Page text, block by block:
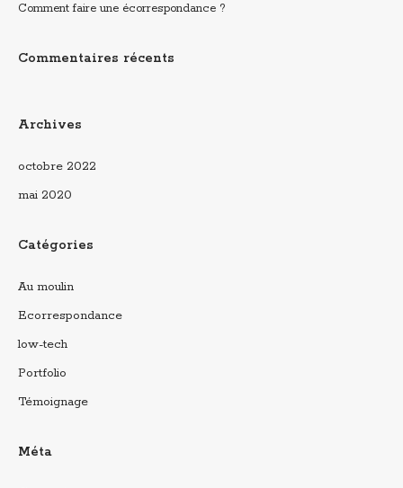
Comment faire une écorrespondance ?
Commentaires récents
Archives
octobre 2022
mai 2020
Catégories
Au moulin
Ecorrespondance
low-tech
Portfolio
Témoignage
Méta